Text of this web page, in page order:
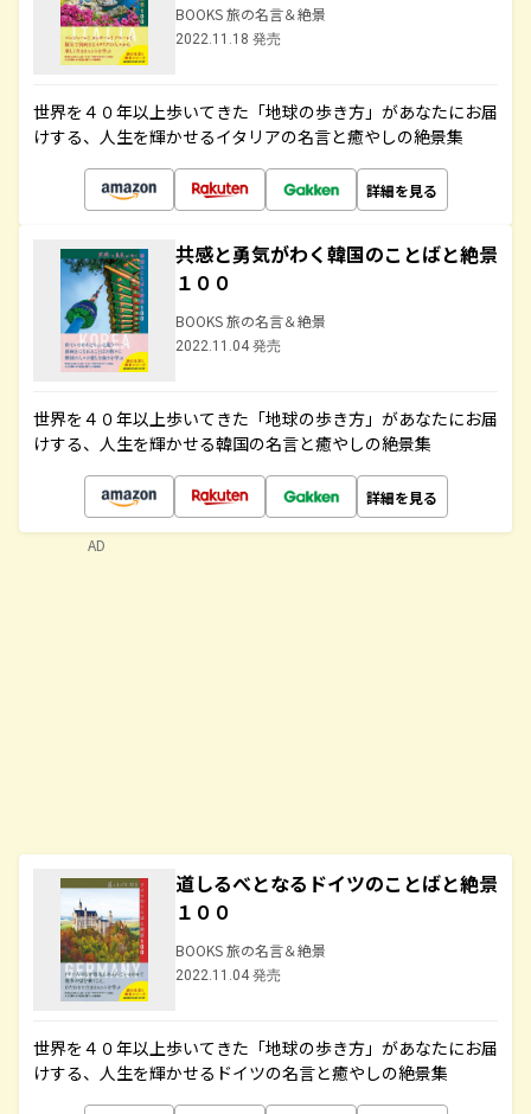
BOOKS 旅の名言＆絶景
2022.11.18 発売
世界を４０年以上歩いてきた「地球の歩き方」があなたにお届
けする、人生を輝かせるイタリアの名言と癒やしの絶景集
詳細を見る
共感と勇気がわく韓国のことばと絶景
１００
BOOKS 旅の名言＆絶景
2022.11.04 発売
世界を４０年以上歩いてきた「地球の歩き方」があなたにお届
けする、人生を輝かせる韓国の名言と癒やしの絶景集
詳細を見る
道しるべとなるドイツのことばと絶景
１００
BOOKS 旅の名言＆絶景
2022.11.04 発売
世界を４０年以上歩いてきた「地球の歩き方」があなたにお届
けする、人生を輝かせるドイツの名言と癒やしの絶景集
AD